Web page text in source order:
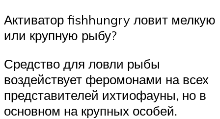
Активатор fishhungry ловит мелкую
или крупную рыбу?
Средство для ловли рыбы
воздействует феромонами на всех
представителей ихтиофауны, но в
основном на крупных особей.